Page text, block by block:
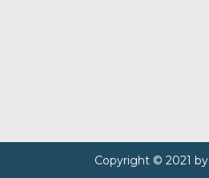
Copyright © 2021 by